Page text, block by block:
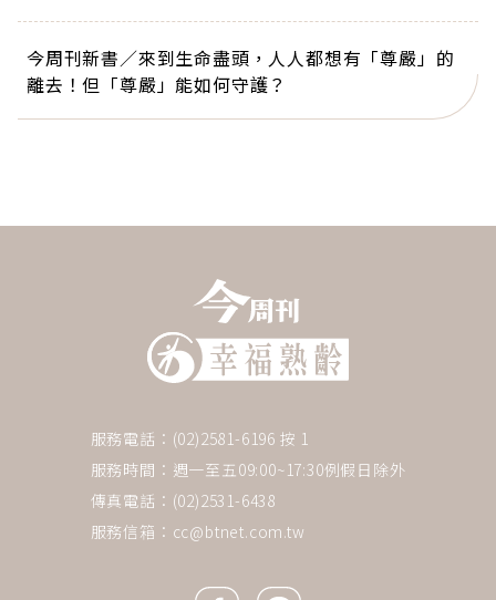
今周刊新書／來到生命盡頭，人人都想有「尊嚴」的
離去！但「尊嚴」能如何守護？
服務電話：(02)2581-6196 按 1
服務時間：週一至五09:00~17:30例假日除外
傳真電話：(02)2531-6438
服務信箱： cc@btnet.com.tw